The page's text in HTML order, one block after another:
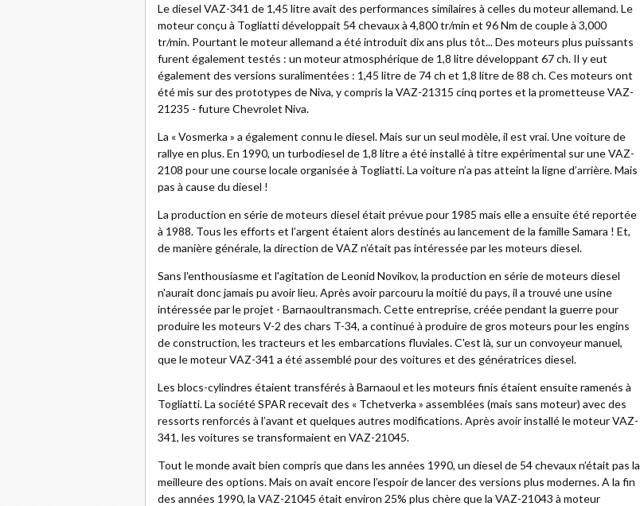
Le diesel VAZ-341 de 1,45 litre avait des performances similaires à celles du moteur allemand. Le
moteur conçu à Togliatti développait 54 chevaux à 4,800 tr/min et 96 Nm de couple à 3,000
tr/min. Pourtant le moteur allemand a été introduit dix ans plus tôt... Des moteurs plus puissants
furent également testés : un moteur atmosphérique de 1,8 litre développant 67 ch. Il y eut
également des versions suralimentées : 1,45 litre de 74 ch et 1,8 litre de 88 ch. Ces moteurs ont
été mis sur des prototypes de Niva, y compris la VAZ-21315 cinq portes et la prometteuse VAZ-
21235 - future Chevrolet Niva.
La « Vosmerka » a également connu le diesel. Mais sur un seul modèle, il est vrai. Une voiture de
rallye en plus. En 1990, un turbodiesel de 1,8 litre a été installé à titre expérimental sur une VAZ-
2108 pour une course locale organisée à Togliatti. La voiture n’a pas atteint la ligne d’arrière. Mais
pas à cause du diesel !
La production en série de moteurs diesel était prévue pour 1985 mais elle a ensuite été reportée
à 1988. Tous les efforts et l’argent étaient alors destinés au lancement de la famille Samara ! Et,
de manière générale, la direction de VAZ n’était pas intéressée par les moteurs diesel.
Sans l'enthousiasme et l'agitation de Leonid Novikov, la production en série de moteurs diesel
n'aurait donc jamais pu avoir lieu. Après avoir parcouru la moitié du pays, il a trouvé une usine
intéressée par le projet - Barnaoultransmach. Cette entreprise, créée pendant la guerre pour
produire les moteurs V-2 des chars T-34, a continué à produire de gros moteurs pour les engins
de construction, les tracteurs et les embarcations fluviales. C'est là, sur un convoyeur manuel,
que le moteur VAZ-341 a été assemblé pour des voitures et des génératrices diesel.
Les blocs-cylindres étaient transférés à Barnaoul et les moteurs finis étaient ensuite ramenés à
Togliatti. La société SPAR recevait des « Tchetverka » assemblées (mais sans moteur) avec des
ressorts renforcés à l’avant et quelques autres modifications. Après avoir installé le moteur VAZ-
341, les voitures se transformaient en VAZ-21045.
Tout le monde avait bien compris que dans les années 1990, un diesel de 54 chevaux n’était pas la
meilleure des options. Mais on avait encore l’espoir de lancer des versions plus modernes. A la fin
des années 1990, la VAZ-21045 était environ 25% plus chère que la VAZ-21043 à moteur